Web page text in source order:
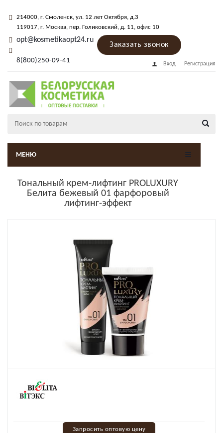
214000, г. Смоленск, ул. 12 лет Октября, д.3
119017, г. Москва, пер. Голиковский, д. 11, офис 10
opt@kosmetikaopt24.ru
8(800)250-09-41
Заказать звонок
Вход Регистрация
МЕНЮ
Тональный крем-лифтинг PROLUXURY
Белита бежевый 01 фарфоровый
лифтинг-эффект
Запросить оптовую цену